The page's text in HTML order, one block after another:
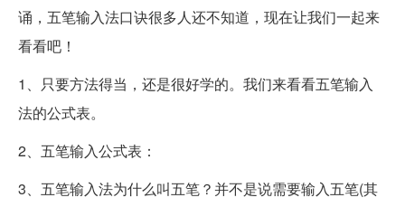
诵，五笔输入法口诀很多人还不知道，现在让我们一起来
看看吧！
1、只要方法得当，还是很好学的。我们来看看五笔输入
法的公式表。
2、五笔输入公式表：
3、五笔输入法为什么叫五笔？并不是说需要输入五笔(其